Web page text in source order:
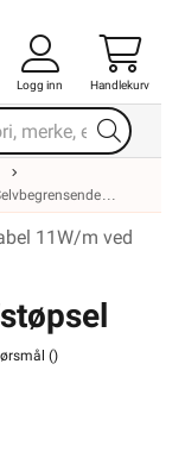
Logg inn Handlekurv
11W/m ved
()